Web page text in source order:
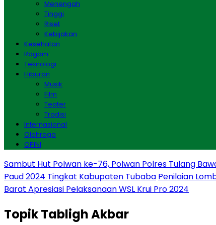
Menengah
Tinggi
Riset
Kebijakan
Kesehatan
Ragam
Teknologi
Hiburan
Musik
Film
Teater
Tradisi
Internasional
Olahraga
OPINI
Sambut Hut Polwan ke-76, Polwan Polres Tulang
Paud 2024 Tingkat Kabupaten Tubaba Penilaian
Barat Apresiasi Pelaksanaan WSL Krui Pro 2024
TopikTabligh Akbar